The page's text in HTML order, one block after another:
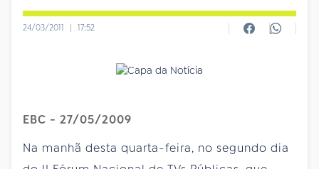
24/03/2011 | 17:52
EBC - 27/05/2009
Na manhã desta quarta-feira, no segundo dia